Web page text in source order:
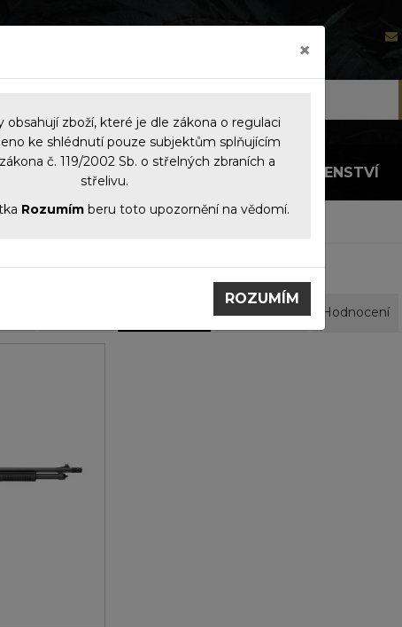
OPTIKA KOMIS PŘÍSLUŠENSTVÍ
Název (Z-A) Hodnocení
×
obsahují zboží, které je dle zákona o regulaci
ke shlédnutí pouze subjektům splňujícím
č. 119/2002 Sb. o střelných zbraních a
střelivu.
Rozumím beru toto upozornění na vědomí.
ROZUMÍM